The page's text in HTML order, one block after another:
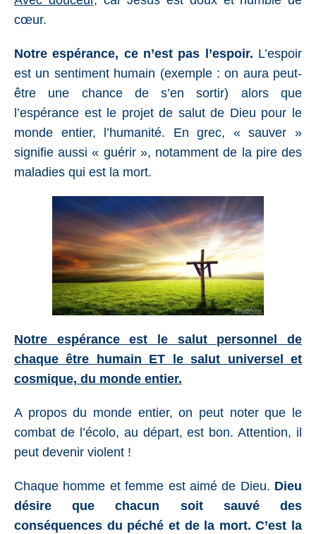
cœur.
Notre espérance, ce n’est pas l’espoir. L’espoir
est un sentiment humain (exemple : on aura peut-
être une chance de s’en sortir) alors que
l’espérance est le projet de salut de Dieu pour le
monde entier, l’humanité. En grec, « sauver »
signifie aussi « guérir », notamment de la pire des
maladies qui est la mort.
Notre espérance est le salut personnel de
chaque être humain ET le salut universel et
cosmique, du monde entier.
A propos du monde entier, on peut noter que le
combat de l’écolo, au départ, est bon. Attention, il
peut devenir violent !
Chaque homme et femme est aimé de Dieu. Dieu
désire que chacun soit sauvé des
conséquences du péché et de la mort. C’est la